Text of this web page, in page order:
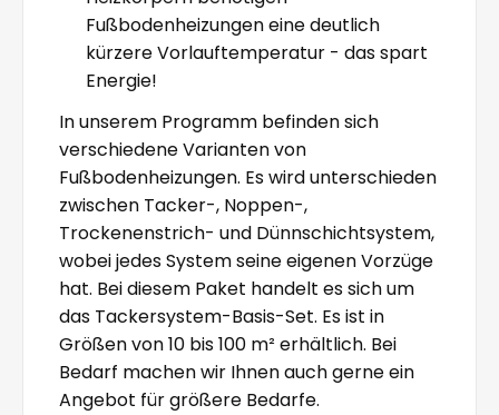
Fußbodenheizungen eine deutlich
kürzere Vorlauftemperatur - das spart
Energie!
In unserem Programm befinden sich
verschiedene Varianten von
Fußbodenheizungen. Es wird unterschieden
zwischen Tacker-, Noppen-,
Trockenenstrich- und Dünnschichtsystem,
wobei jedes System seine eigenen Vorzüge
hat. Bei diesem Paket handelt es sich um
das Tackersystem-Basis-Set. Es ist in
Größen von 10 bis 100 m² erhältlich. Bei
Bedarf machen wir Ihnen auch gerne ein
Angebot für größere Bedarfe.